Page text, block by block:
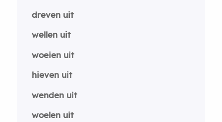
dreven uit
wellen uit
woeien uit
hieven uit
wenden uit
woelen uit